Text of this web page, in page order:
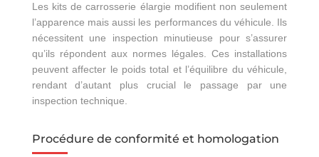
Les kits de carrosserie élargie modifient non seulement
l’apparence mais aussi les performances du véhicule. Ils
nécessitent une inspection minutieuse pour s’assurer
qu’ils répondent aux normes légales. Ces installations
peuvent affecter le poids total et l’équilibre du véhicule,
rendant d’autant plus crucial le passage par une
inspection technique.
Procédure de conformité et homologation